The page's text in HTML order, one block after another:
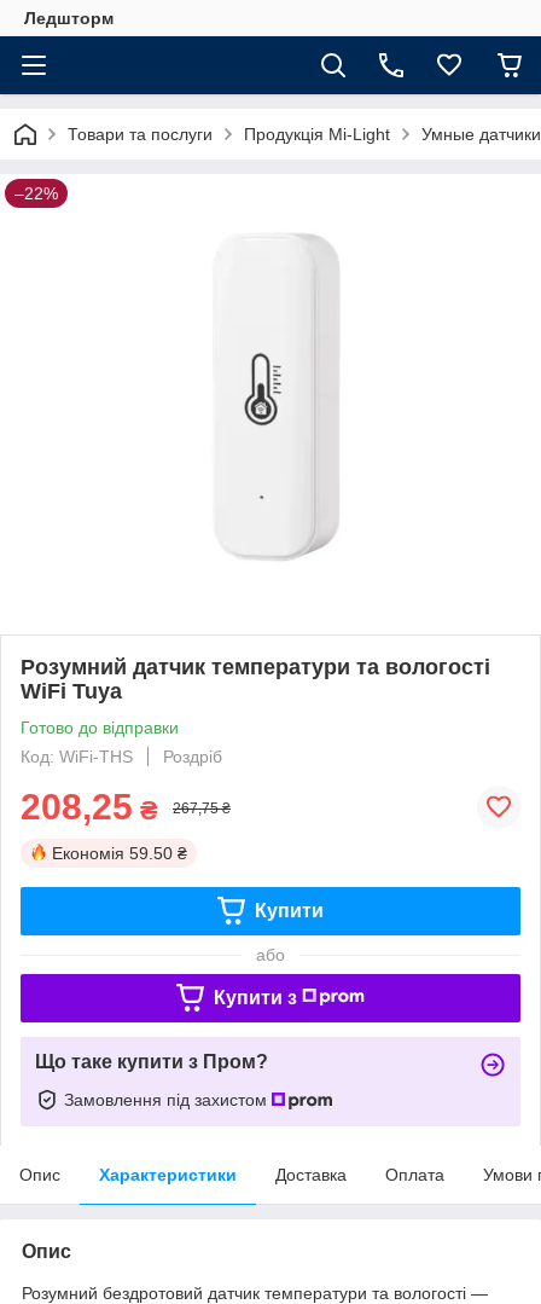
Ледшторм
Товари та послуги Продукція Mi-Light Умные датчики
–22%
Розумний датчик температури та вологості
WiFi Tuya
Готово до відправки
Код: WiFi-THS
Роздріб
208,25 ₴ 267,75 ₴
Економія 59.50 ₴
Купити
або
Купити з
Що таке купити з Пром?
Замовлення під захистом
Опис Характеристики Доставка Оплата Умови
Опис
Розумний бездротовий датчик температури та вологості —